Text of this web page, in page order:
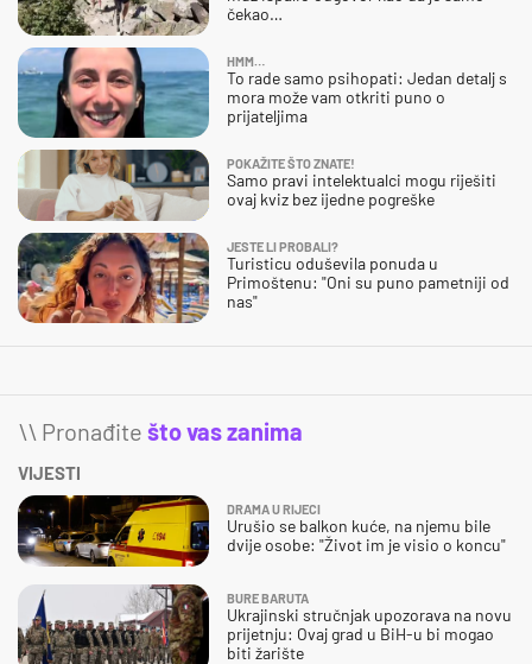
čekao…
HMM…
To rade samo psihopati: Jedan detalj s
mora može vam otkriti puno o
prijateljima
POKAŽITE ŠTO ZNATE!
Samo pravi intelektualci mogu riješiti
ovaj kviz bez ijedne pogreške
JESTE LI PROBALI?
Turisticu oduševila ponuda u
Primoštenu: "Oni su puno pametniji od
nas"
\\ Pronađite što vas zanima
VIJESTI
DRAMA U RIJECI
Urušio se balkon kuće, na njemu bile
dvije osobe: "Život im je visio o koncu"
BURE BARUTA
Ukrajinski stručnjak upozorava na novu
prijetnju: Ovaj grad u BiH-u bi mogao
biti žarište